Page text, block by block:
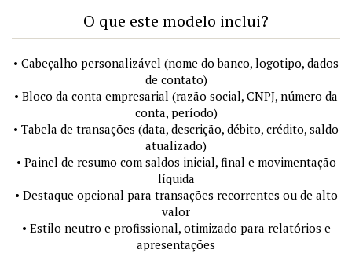
O que este modelo inclui?
• Cabeçalho personalizável (nome do banco, logotipo, dados
de contato)
• Bloco da conta empresarial (razão social, CNPJ, número da
conta, período)
• Tabela de transações (data, descrição, débito, crédito, saldo
atualizado)
• Painel de resumo com saldos inicial, final e movimentação
líquida
• Destaque opcional para transações recorrentes ou de alto
valor
• Estilo neutro e profissional, otimizado para relatórios e
apresentações